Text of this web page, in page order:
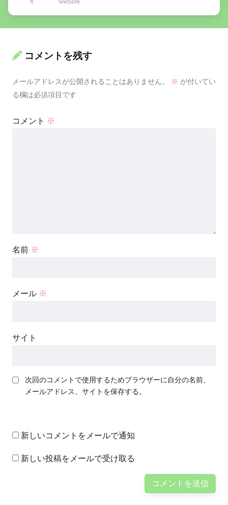
X Website
コメントを残す
メールアドレスが公開されることはありません。 ※ が付いてい
る欄は必須項目です
コメント ※
名前 ※
メール ※
サイト
次回のコメントで使用するためブラウザーに自分の名前、
メールアドレス、サイトを保存する。
新しいコメントをメールで通知
新しい投稿をメールで受け取る